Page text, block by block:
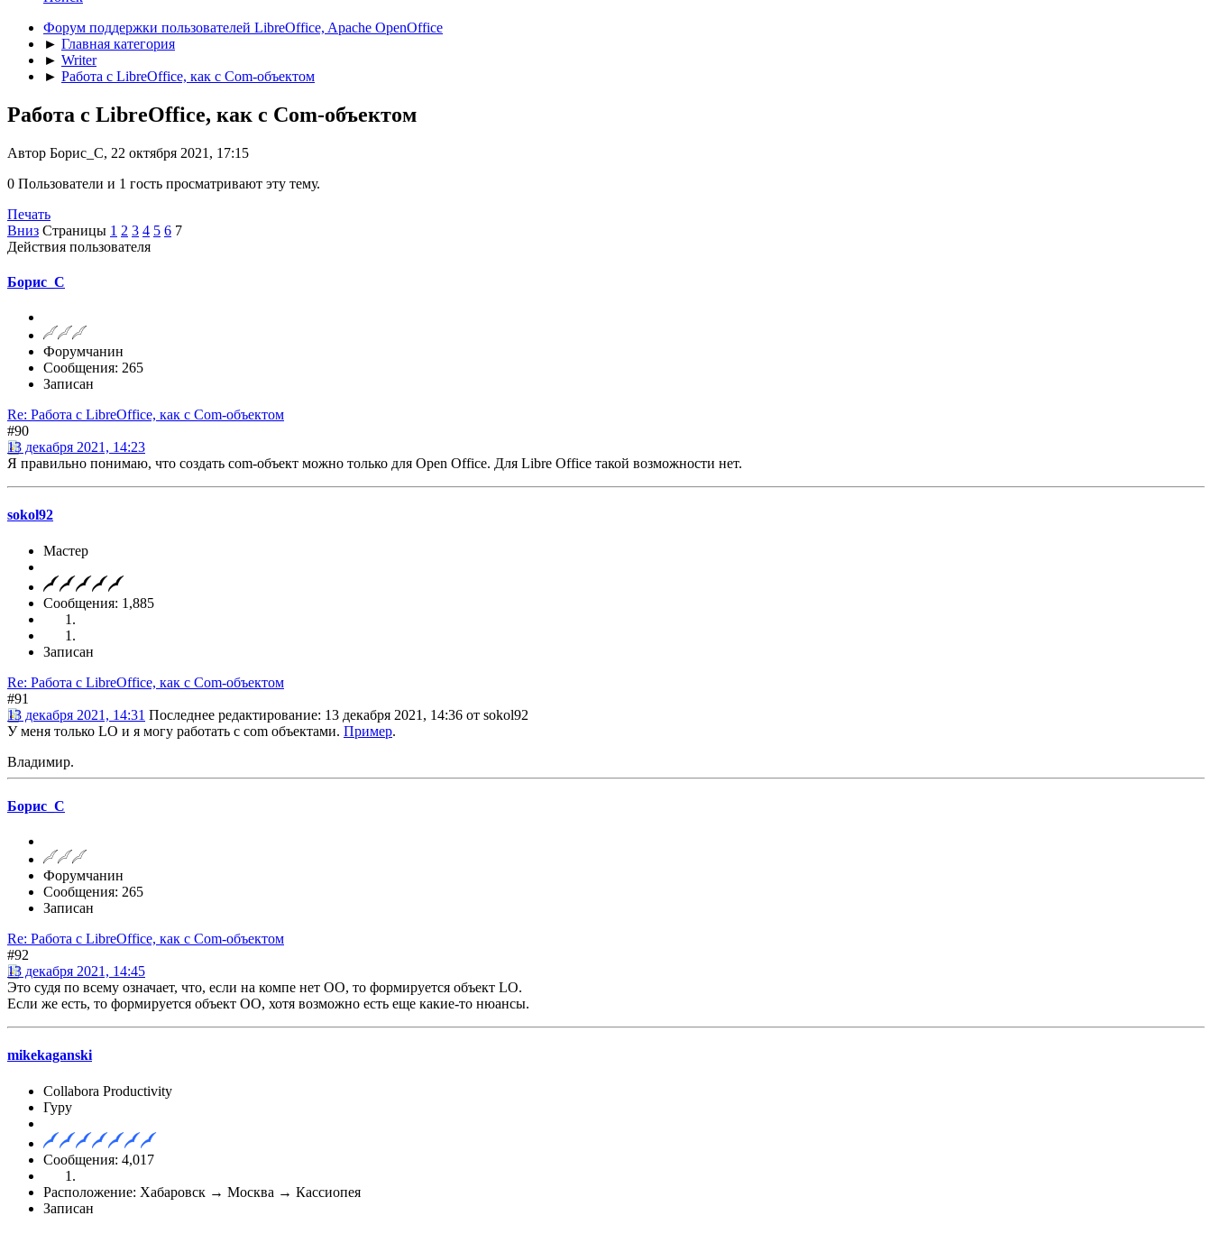
Форум поддержки пользователей LibreOffice, Apache OpenOffice
► Главная категория
► Writer
► Работа с LibreOffice, как с Com-объектом
Работа с LibreOffice, как с Com-объектом
Автор Борис_С, 22 октября 2021, 17:15
0 Пользователи и 1 гость просматривают эту тему.
Печать
Вниз Страницы 1 2 3 4 5 6 7
Действия пользователя
Борис_С
Форумчанин
Сообщения: 265
Записан
Re: Работа с LibreOffice, как с Com-объектом
#90
13 декабря 2021, 14:23
Я правильно понимаю, что создать com-объект можно только для Open Office. Для Libre Office такой возможности нет.
sokol92
Мастер
Сообщения: 1,885
Записан
Re: Работа с LibreOffice, как с Com-объектом
#91
13 декабря 2021, 14:31 Последнее редактирование: 13 декабря 2021, 14:36 от sokol92
У меня только LO и я могу работать с com объектами. Пример.
Владимир.
Борис_С
Форумчанин
Сообщения: 265
Записан
Re: Работа с LibreOffice, как с Com-объектом
#92
13 декабря 2021, 14:45
Это судя по всему означает, что, если на компе нет ОО, то формируется объект LO.
Если же есть, то формируется объект ОО, хотя возможно есть еще какие-то нюансы.
mikekaganski
Collabora Productivity
Гуру
Сообщения: 4,017
Расположение: Хабаровск → Москва → Кассиопея
Записан